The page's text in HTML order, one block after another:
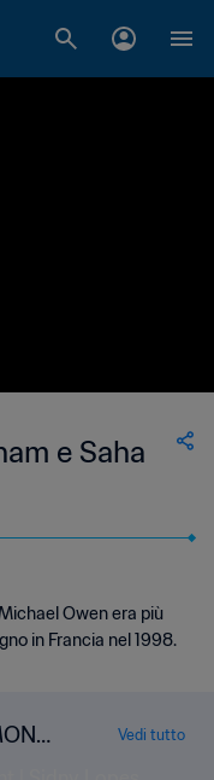
e Saha
Owen era più
in Francia nel 1998.
Vedi tutto